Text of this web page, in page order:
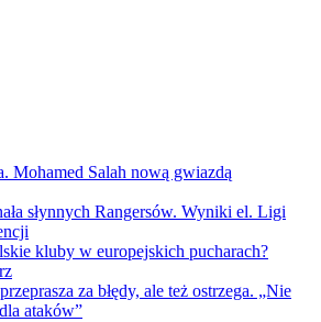
Mohamed Salah nową gwiazdą
słynnych Rangersów. Wyniki el. Ligi
kluby w europejskich pucharach?
za błędy, ale też ostrzega. „Nie
ataków”